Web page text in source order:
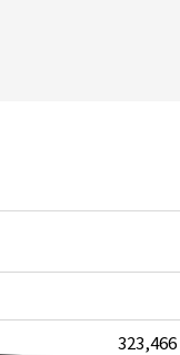
323,466